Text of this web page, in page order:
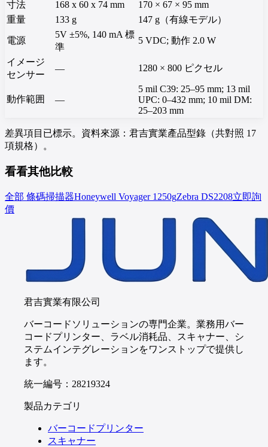
寸法 168 x 60 x 74 mm
170 × 67 × 95 mm
重量
133 g 147 g（有線モデル）
電源
5V ±5%, 140 mA 標
準
5 VDC; 動作 2.0 W
イメージ
センサー
— 1280 × 800 ピクセル
動作範囲 —
5 mil C39: 25–95 mm; 13 mil
UPC: 0–432 mm; 10 mil DM:
25–203 mm
差異項目已標示。資料來源：君吉實業產品型錄（共對照 17
項規格）。
看看其他比較
全部 條碼掃描器Honeywell Voyager 1250gZebra DS2208立即詢
價
君吉實業有限公司
バーコードソリューションの専門企業。業務用バー
コードプリンター、ラベル消耗品、スキャナー、シ
ステムインテグレーションをワンストップで提供し
ます。
統一編号：28219324
製品カテゴリ
バーコードプリンター
スキャナー